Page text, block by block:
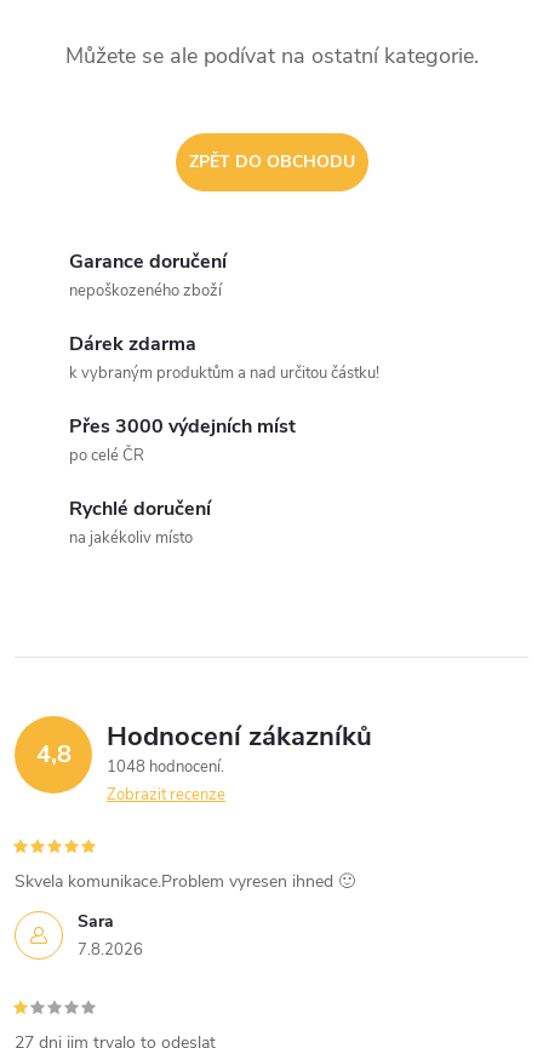
Můžete se ale podívat na ostatní kategorie.
ZPĚT DO OBCHODU
Garance doručení
nepoškozeného zboží
Dárek zdarma
k vybraným produktům a nad určitou částku!
Přes 3000 výdejních míst
po celé ČR
Rychlé doručení
na jakékoliv místo
4,8 Hodnocení zákazníků
1048 hodnocení
Zobrazit recenze
Sara
7.8.2026
Skvela komunikace.Problem vyresen ihned 🙂
27 dni jim trvalo to odeslat